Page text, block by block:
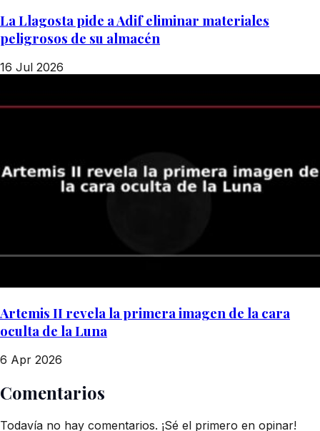
La Llagosta pide a Adif eliminar materiales
peligrosos de su almacén
16 Jul 2026
Artemis II revela la primera imagen de la cara
oculta de la Luna
6 Apr 2026
Comentarios
Todavía no hay comentarios. ¡Sé el primero en opinar!